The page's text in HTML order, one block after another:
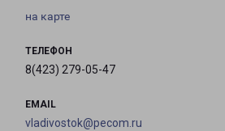
на карте
ТЕЛЕФОН
8(423) 279-05-47
EMAIL
vladivostok@pecom.ru